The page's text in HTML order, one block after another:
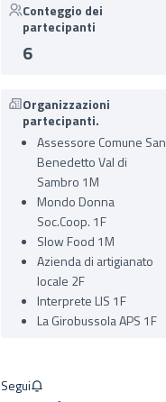
Conteggio dei
partecipanti
6
Organizzazioni
partecipanti.
Assessore Comune San
Benedetto Val di
Sambro 1M
Mondo Donna
Soc.Coop. 1F
Slow Food 1M
Azienda di artigianato
locale 2F
Interprete LIS 1F
La Girobussola APS 1F
Segui